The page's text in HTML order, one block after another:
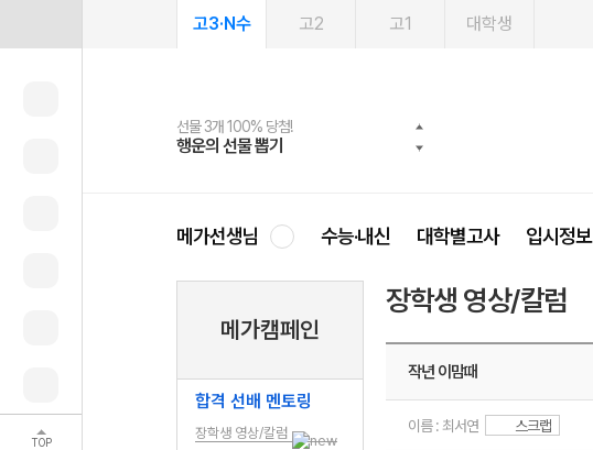
TOP
고3·N수 고2 고1 대학생
선물 3개 100% 당첨!
행운의 선물 뽑기
선물 100% 증정!
메가스터디 X 올리브
여름방학 스터디 캐시백
메가런 썸머스쿨
2027 러셀 단과
강사 공개선발
스마트러닝앱
설문 EVENT
메가패스
3일 무료 체험권
메가패스 수강생 무료혜택!
메가클럽 멤버십
사회공헌 캠페인
희망이룸 메가나눔
메가선생님 수능·내신 대학별고사 입시정보
메가캠페인
합격 선배 멘토링
장학생 영상/칼럼
장학생 영상/칼럼
작년 이맘때
이름 : 최서연 스크랩